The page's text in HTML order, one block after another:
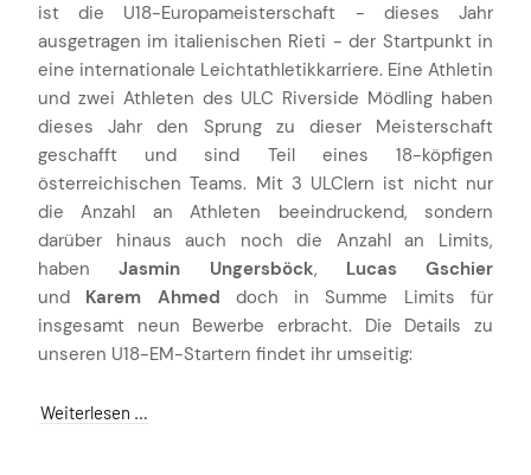
ist die U18-Europameisterschaft - dieses Jahr
ausgetragen im italienischen Rieti - der Startpunkt in
eine internationale Leichtathletikkarriere. Eine Athletin
und zwei Athleten des ULC Riverside Mödling haben
dieses Jahr den Sprung zu dieser Meisterschaft
geschafft und sind Teil eines 18-köpfigen
österreichischen Teams. Mit 3 ULClern ist nicht nur
die Anzahl an Athleten beeindruckend, sondern
darüber hinaus auch noch die Anzahl an Limits,
habenJasmin Ungersböck, Lucas Gschier
und Karem Ahmed doch in Summe Limits für
insgesamt neun Bewerbe erbracht. Die Details zu
unseren U18-EM-Startern findet ihr umseitig:
Weiterlesen …